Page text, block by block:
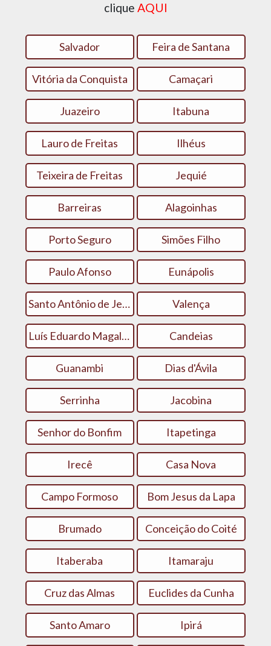
clique AQUI
Salvador Feira de Santana
Vitória da Conquista Camaçari
Juazeiro Itabuna
Lauro de Freitas Ilhéus
Teixeira de Freitas Jequié
Barreiras Alagoinhas
Porto Seguro Simões Filho
Paulo Afonso Eunápolis
Santo Antônio de Jesus Valença
Luís Eduardo Magalhães Candeias
Guanambi Dias d'Ávila
Serrinha Jacobina
Senhor do Bonfim Itapetinga
Irecê Casa Nova
Campo Formoso Bom Jesus da Lapa
Brumado Conceição do Coité
Itaberaba Itamaraju
Cruz das Almas Euclides da Cunha
Santo Amaro Ipirá